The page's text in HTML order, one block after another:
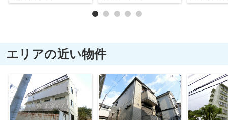
エリアの近い物件